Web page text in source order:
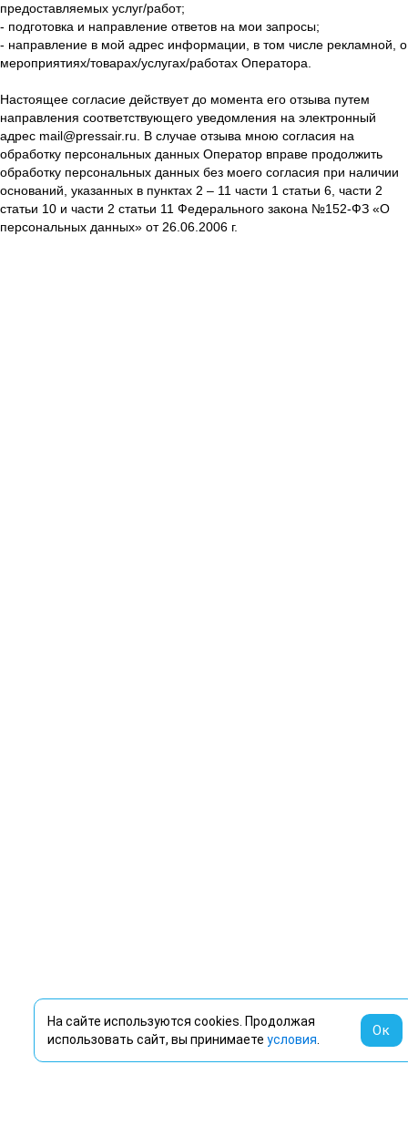
предоставляемых услуг/работ;
- подготовка и направление ответов на мои запросы;
- направление в мой адрес информации, в том числе рекламной, о
мероприятиях/товарах/услугах/работах Оператора.
Настоящее согласие действует до момента его отзыва путем
направления соответствующего уведомления на электронный
адрес mail@pressair.ru. В случае отзыва мною согласия на
обработку персональных данных Оператор вправе продолжить
обработку персональных данных без моего согласия при наличии
оснований, указанных в пунктах 2 – 11 части 1 статьи 6, части 2
статьи 10 и части 2 статьи 11 Федерального закона №152-ФЗ «О
персональных данных» от 26.06.2006 г.
На сайте используются cookies. Продолжая
использовать сайт, вы принимаете условия
Ок